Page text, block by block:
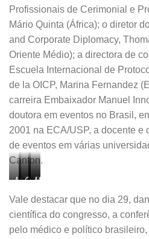
Profissionais de Cerimonial e
Mário Quinta (África); o diretor
and Corporate Diplomacy,
Oriente Médio); a directora de
Escuela Internacional de
de la OICP, Marina Fernandez
carreira Embaixador Manuel
doutora em eventos no Brasil,
2001 na ECA/USP, a docente e
de eventos em várias
Canton.
Mario
(África)
Tomas
(Oriente
Médio)
OICP
Fernandez
(Europa)
Embaixador
Innocencio
(Brasil)
Marisa
(Brasil)
Vale destacar que no dia 29,
científica do congresso, a
pelo médico e político